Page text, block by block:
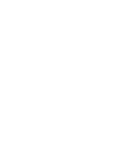
livello
livello